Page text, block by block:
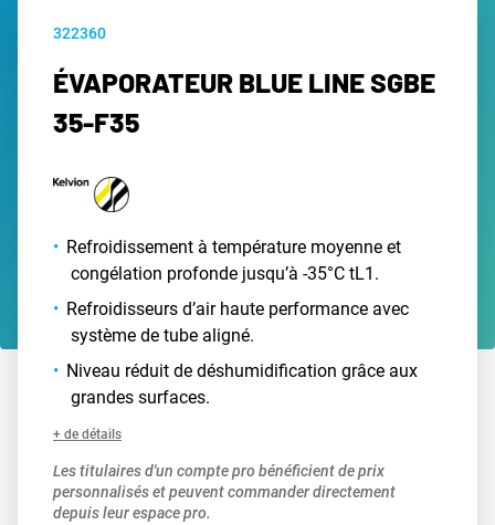
322360
ÉVAPORATEUR BLUE LINE SGBE
35-F35
Refroidissement à température moyenne et
congélation profonde jusqu’à -35°C tL1.
Refroidisseurs d’air haute performance avec
système de tube aligné.
Niveau réduit de déshumidification grâce aux
grandes surfaces.
+ de détails
Les titulaires d'un compte pro bénéficient de prix
personnalisés et peuvent commander directement
depuis leur espace pro.